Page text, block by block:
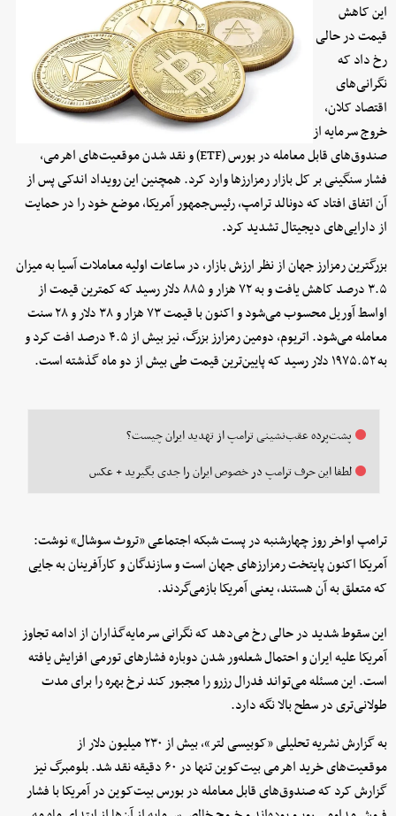
این کاهش
قیمت در حالی
رخ داد که
نگرانی‌های
اقتصاد کلان،
خروج سرمایه از
صندوق‌های قابل معامله در بورس (ETF) و نقد شدن موقعیت‌های اهرمی،
فشار سنگینی بر کل بازار رمزارزها وارد کرد. همچنین این رویداد اندکی پس از
آن اتفاق افتاد که دونالد ترامپ، رئیس‌جمهور آمریکا، موضع خود را در حمایت
از دارایی‌های دیجیتال تشدید کرد.
بزرگترین رمزارز جهان از نظر ارزش بازار، در ساعات اولیه معاملات آسیا به میزان
۳.۵ درصد کاهش یافت و به ۷۲ هزار و ۸۸۵ دلار رسید که کمترین قیمت از
اواسط آوریل محسوب می‌شود و اکنون با قیمت ۷۳ هزار و ۳۸ دلار و ۲۸ سنت
معامله می‌شود. اتریوم، دومین رمزارز بزرگ، نیز بیش از ۴.۵ درصد افت کرد و
به ۱۹۷۵.۵۲ دلار رسید که پایین‌ترین قیمت طی بیش از دو ماه گذشته است.
پشت‌پرده عقب‌نشینی ترامپ از تهدید ایران چیست؟
لطفا این حرف ترامپ در خصوص ایران را جدی بگیرید + عکس
ترامپ اواخر روز چهارشنبه در پست شبکه اجتماعی «تروث سوشال» نوشت:
آمریکا اکنون پایتخت رمزارزهای جهان است و سازندگان و کارآفرینان به جایی
که متعلق به آن هستند، یعنی آمریکا بازمی‌گردند.
این سقوط شدید در حالی رخ می‌دهد که نگرانی سرمایه‌گذاران از ادامه تجاوز
آمریکا علیه ایران و احتمال شعله‌ور شدن دوباره فشارهای تورمی افزایش یافته
است. این مسئله می‌تواند فدرال رزرو را مجبور کند نرخ بهره را برای مدت
طولانی‌تری در سطح بالا نگه دارد.
به گزارش نشریه تحلیلی «کوبیسی لتر»، بیش از ۲۳۰ میلیون دلار از
موقعیت‌های خرید اهرمی بیت‌کوین تنها در ۶۰ دقیقه نقد شد. بلومبرگ نیز
گزارش کرد که صندوق‌های قابل معامله در بورس بیت‌کوین در آمریکا با فشار